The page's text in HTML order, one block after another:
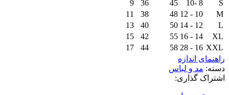
S
8 -10
45
36
9
M
10 - 12
48
38
11
L
12 - 14
50
40
13
XL
14 - 16
55
42
15
XXL
16 - 28
58
44
17
راهنمای اندازه
دسته: مد و لباس
اشتراک گذاری: